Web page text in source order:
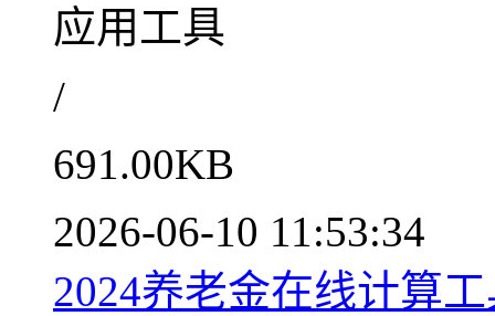
应用工具
/
691.00KB
2026-06-10 11:53:34
2024养老金在线计算